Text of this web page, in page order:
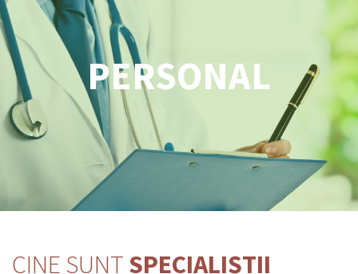
PERSONAL
CINE SUNT SPECIALIȘTII